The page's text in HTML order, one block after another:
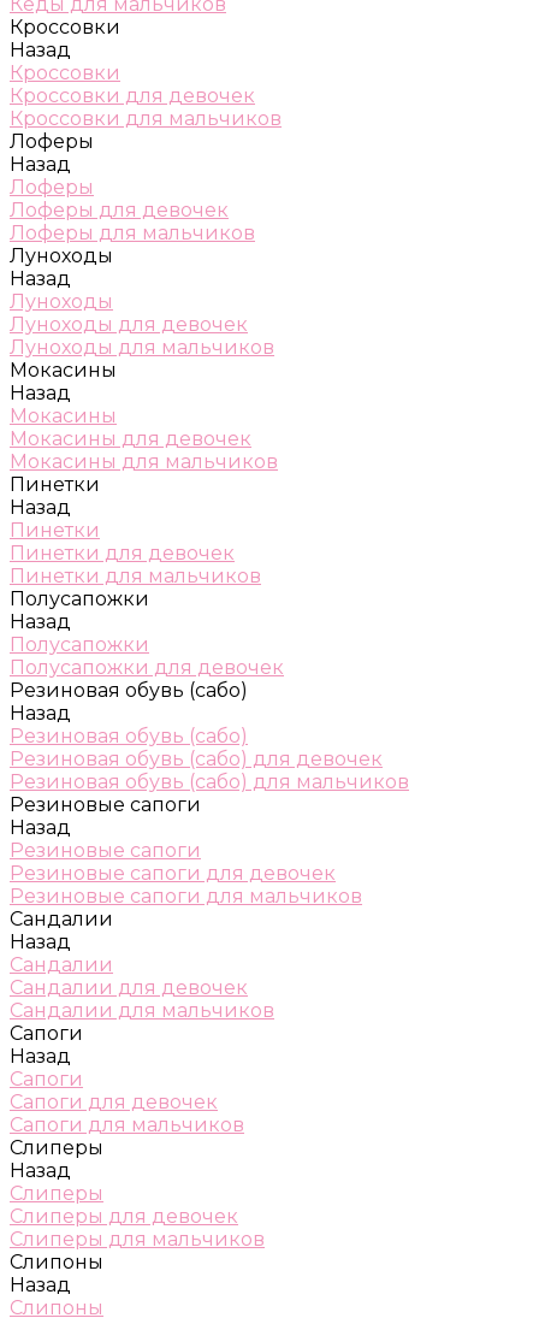
Кроссовки
Назад
Кроссовки
Кроссовки для девочек
Кроссовки для мальчиков
Лоферы
Назад
Лоферы
Лоферы для девочек
Лоферы для мальчиков
Луноходы
Назад
Луноходы
Луноходы для девочек
Луноходы для мальчиков
Мокасины
Назад
Мокасины
Мокасины для девочек
Мокасины для мальчиков
Пинетки
Назад
Пинетки
Пинетки для девочек
Пинетки для мальчиков
Полусапожки
Назад
Полусапожки
Полусапожки для девочек
Резиновая обувь (сабо)
Назад
Резиновая обувь (сабо)
Резиновая обувь (сабо) для девочек
Резиновая обувь (сабо) для мальчиков
Резиновые сапоги
Назад
Резиновые сапоги
Резиновые сапоги для девочек
Резиновые сапоги для мальчиков
Сандалии
Назад
Сандалии
Сандалии для девочек
Сандалии для мальчиков
Сапоги
Назад
Сапоги
Сапоги для девочек
Сапоги для мальчиков
Слиперы
Назад
Слиперы
Слиперы для девочек
Слиперы для мальчиков
Слипоны
Назад
Слипоны